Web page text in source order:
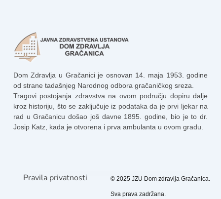
Dom Zdravlja u Gračanici je osnovan 14. maja 1953. godine
od strane tadašnjeg Narodnog odbora gračaničkog sreza.
Tragovi postojanja zdravstva na ovom području dopiru dalje
kroz historiju, što se zaključuje iz podataka da je prvi ljekar na
rad u Gračanicu došao još davne 1895. godine, bio je to dr.
Josip Katz, kada je otvorena i prva ambulanta u ovom gradu.
Pravila privatnosti © 2025 JZU Dom zdravlja Gračanica.
Sva prava zadržana.